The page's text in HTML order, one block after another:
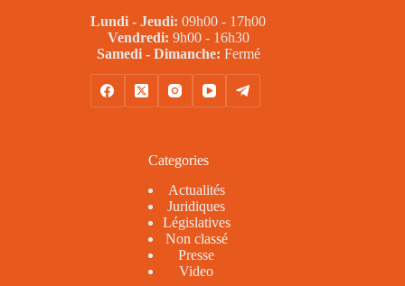
Lundi - Jeudi: 09h00 - 17h00
Vendredi: 9h00 - 16h30
Samedi - Dimanche: Fermé
Categories
Actualités
Juridiques
Législatives
Non classé
Presse
Video